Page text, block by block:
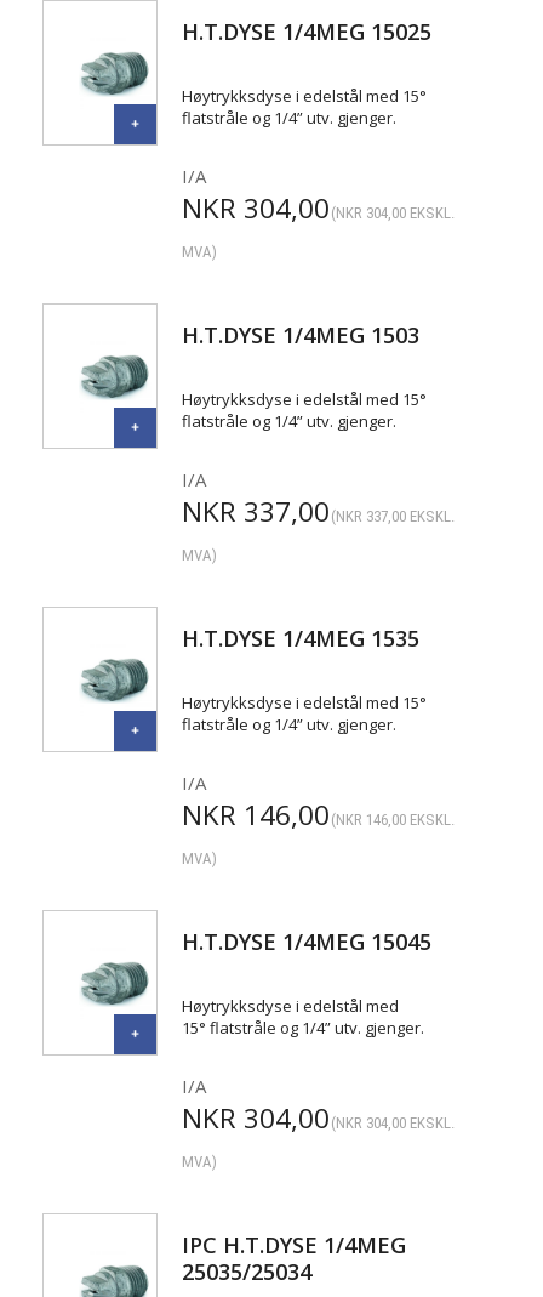
H.T.DYSE 1/4MEG 15025
Høytrykksdyse i edelstål med 15°
flatstråle og 1/4” utv. gjenger.
I/A
NKR 304,00 (NKR 304,00EKSKL.
MVA)
H.T.DYSE 1/4MEG 1503
Høytrykksdyse i edelstål med 15°
flatstråle og 1/4” utv. gjenger.
I/A
NKR 337,00 (NKR 337,00EKSKL.
MVA)
H.T.DYSE 1/4MEG 1535
Høytrykksdyse i edelstål med 15°
flatstråle og 1/4” utv. gjenger.
I/A
NKR 146,00 (NKR 146,00EKSKL.
MVA)
H.T.DYSE 1/4MEG 15045
Høytrykksdyse i edelstål med
15° flatstråle og 1/4” utv. gjenger.
I/A
NKR 304,00 (NKR 304,00EKSKL.
MVA)
IPC H.T.DYSE 1/4MEG
25035/25034